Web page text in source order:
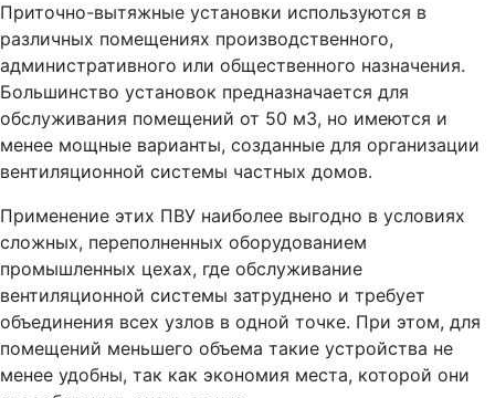
Приточно-вытяжные установки используются в
различных помещениях производственного,
административного или общественного назначения.
Большинство установок предназначается для
обслуживания помещений от 50 м3, но имеются и
менее мощные варианты, созданные для организации
вентиляционной системы частных домов.
Применение этих ПВУ наиболее выгодно в условиях
сложных, переполненных оборудованием
промышленных цехах, где обслуживание
вентиляционной системы затруднено и требует
объединения всех узлов в одной точке. При этом, для
помещений меньшего объема такие устройства не
менее удобны, так как экономия места, которой они